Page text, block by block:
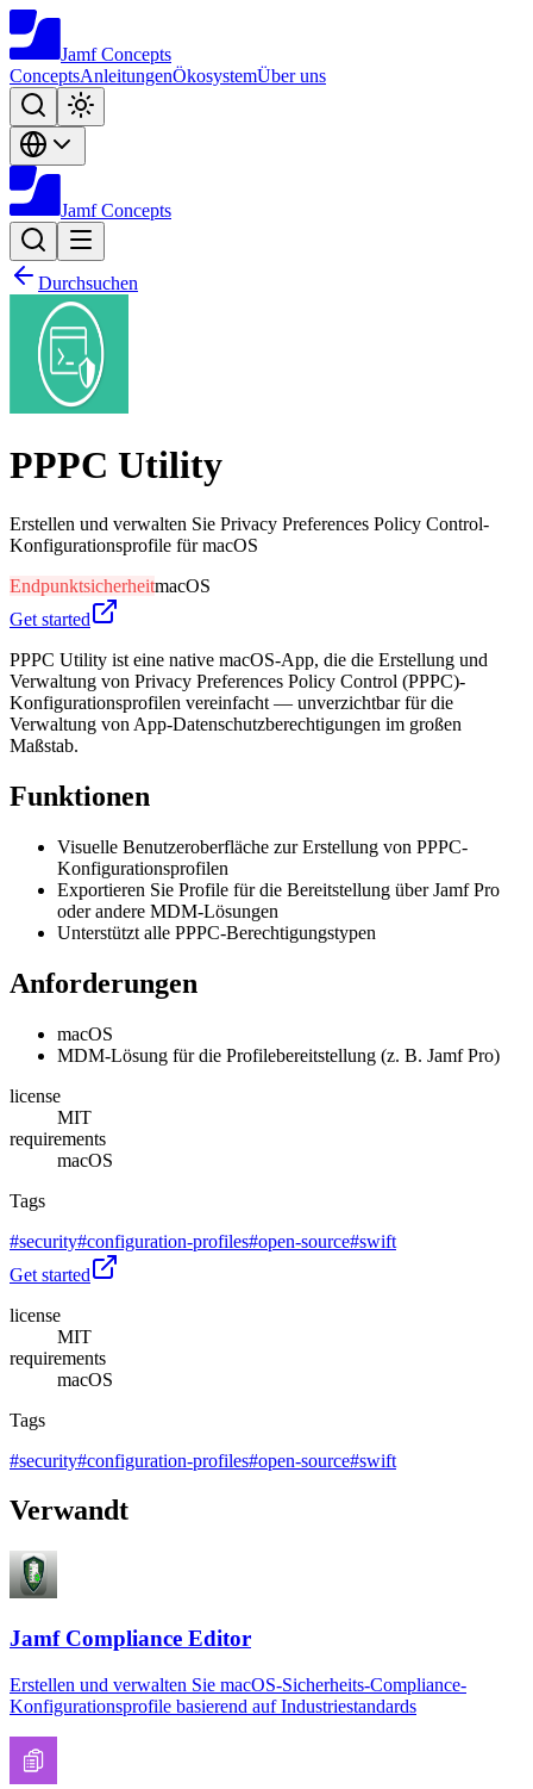
Jamf Concepts
ConceptsAnleitungenÖkosystemÜber uns
Jamf Concepts
Durchsuchen
PPPC Utility
Erstellen und verwalten Sie Privacy Preferences Policy Control-
Konfigurationsprofile für macOS
EndpunktsicherheitmacOS
Get started
PPPC Utility ist eine native macOS-App, die die Erstellung und
Verwaltung von Privacy Preferences Policy Control (PPPC)-
Konfigurationsprofilen vereinfacht — unverzichtbar für die
Verwaltung von App-Datenschutzberechtigungen im großen
Maßstab.
Funktionen
Visuelle Benutzeroberfläche zur Erstellung von PPPC-
Konfigurationsprofilen
Exportieren Sie Profile für die Bereitstellung über Jamf Pro
oder andere MDM-Lösungen
Unterstützt alle PPPC-Berechtigungstypen
Anforderungen
macOS
MDM-Lösung für die Profilebereitstellung (z. B. Jamf Pro)
license
MIT
requirements
macOS
Tags
#security#configuration-profiles#open-source#swift
Get started
license
MIT
requirements
macOS
Tags
#security#configuration-profiles#open-source#swift
Verwandt
Jamf Compliance Editor
Erstellen und verwalten Sie macOS-Sicherheits-Compliance-
Konfigurationsprofile basierend auf Industriestandards